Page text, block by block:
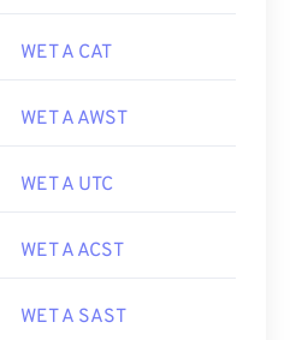
WET A CAT
WET A AWST
WET A UTC
WET A ACST
WET A SAST